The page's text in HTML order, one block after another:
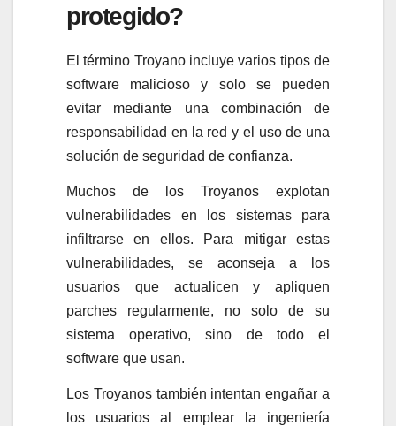
protegido?
El término Troyano incluye varios tipos de
software malicioso y solo se pueden
evitar mediante una combinación de
responsabilidad en la red y el uso de una
solución de seguridad de confianza.
Muchos de los Troyanos explotan
vulnerabilidades en los sistemas para
infiltrarse en ellos. Para mitigar estas
vulnerabilidades, se aconseja a los
usuarios que actualicen y apliquen
parches regularmente, no solo de su
sistema operativo, sino de todo el
software que usan.
Los Troyanos también intentan engañar a
los usuarios al emplear la ingeniería